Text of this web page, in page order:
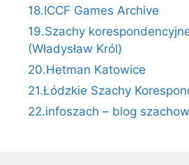
18.ICCF Games Archive
19.Szachy
(Władysław Król)
20.Hetman Katowice
21.Łódzkie Szachy
22.infoszach – blog